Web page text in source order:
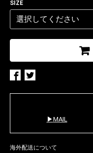
SIZE
MAIL
海外配送について